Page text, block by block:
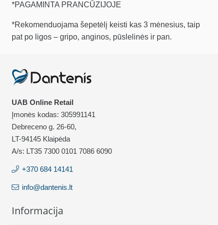
*PAGAMINTA PRANCŪZIJOJE
*Rekomenduojama šepetėlį keisti kas 3 mėnesius, taip
pat po ligos – gripo, anginos, pūslelinės ir pan.
UAB Online Retail
Įmonės kodas: 305991141
Debreceno g. 26-60,
LT-94145 Klaipėda
A/s: LT35 7300 0101 7086 6090
+370 684 14141
info@dantenis.lt
Informacija